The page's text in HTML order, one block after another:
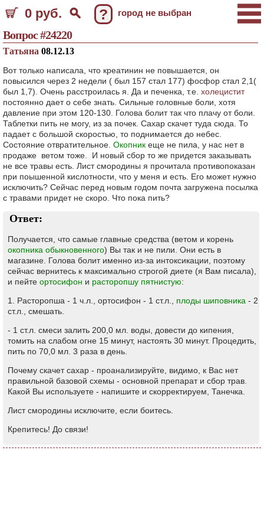
0 руб. ? город не выбран
Вопрос #24220
Татьяна 08.12.13
Вот только написала, что креатинин не повышается, он
повысился через 2 недели ( был 157 стал 177) фосфор стал 2,1(
был 1,7). Очень расстроилась я. Да и печенка, т.е. холецистит
постоянно дает о себе знать. Сильные головные боли, хотя
давление при этом 120-130. Голова болит так что плачу от боли.
Таблетки пить не могу, из за почек. Сахар скачет туда сюда. То
падает с большой скоростью, то поднимается до небес.
Состояние отвратительное. Окопник еще не пила, у нас нет в
продаже ветом тоже. И новый сбор то же придется заказывать
не все травы есть. Лист смородины я прочитала противопоказан
при поышенной кислотности, что у меня и есть. Его может нужно
исключить? Сейчас перед новым годом почта загружена посылка
с травами придет не скоро. Что пока пить?
Ответ:
Получается, что самые главные средства (ветом и корень
окопника обыкновенного) Вы так и не пили. Они есть в
магазине. Голова болит именно из-за интоксикации, поэтому
сейчас вернитесь к максимально строгой диете (я Вам писала),
и пейте ортосифон и расторопшу пятнистую:
1. Расторопша - 1 ч.л., ортосифон - 1 ст.л., плоды шиповника - 2
ст.л., смешать.
- 1 ст.л. смеси залить 200,0 мл. воды, довести до кипения,
томить на слабом огне 15 минут, настоять 30 минут. Процедить,
пить по 70,0 мл. 3 раза в день.
Почему скачет сахар - проанализируйте, видимо, к Вас нет
правильной базовой схемы - основной препарат и сбор трав.
Какой Вы используете - напишите и скорректируем, Танечка.
Лист смородины исключите, если боитесь.
Крепитесь! До связи!